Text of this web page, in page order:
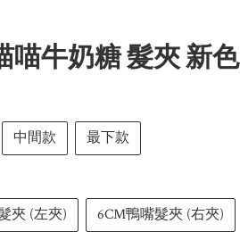
喵牛奶糖 髮夾 新色
中間款 最下款
夾 (左夾)
6CM鴨嘴髮夾 (右夾)